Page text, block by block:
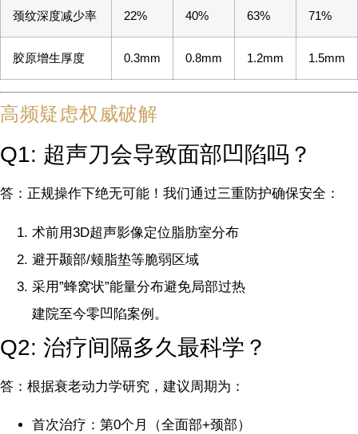
颈纹深度减少率 22% 40% 63% 71%
胶原增生厚度 0.3mm 0.8mm 1.2mm 1.5mm
高频疑虑权威破解
Q1: 超声刀会导致面部凹陷吗？
答：正规操作下绝无可能！我们通过三重防护确保安全：
术前用3D超声影像定位脂肪室分布
避开颞部/颊脂垫等脆弱区域
采用”蜂窝状”能量分布避免局部过热
建院至今零凹陷案例。
Q2: 治疗间隔多久最科学？
答：根据衰老动力学研究，建议周期为：
首次治疗：第0个月（全面部+颈部）